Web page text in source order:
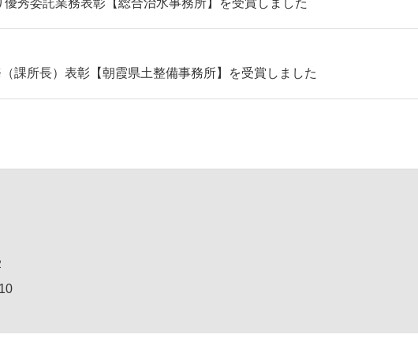
課所長）表彰【朝霞県土整備事務所】を受賞しました